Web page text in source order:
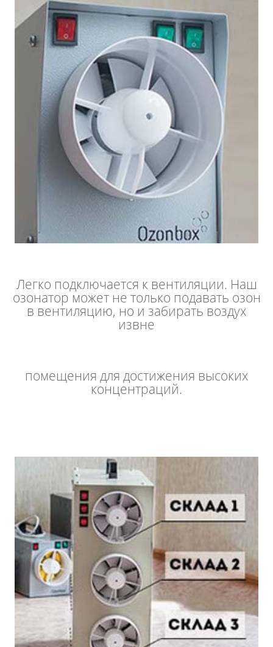
Легко подключается к вентиляции. Наш
озонатор может не только подавать озон
в вентиляцию, но и забирать воздух
извне
помещения для достижения высоких
концентраций.